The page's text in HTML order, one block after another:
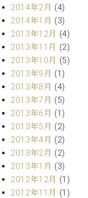
2014年2月 (4)
2014年1月 (3)
2013年12月 (4)
2013年11月 (2)
2013年10月 (5)
2013年9月 (1)
2013年8月 (4)
2013年7月 (5)
2013年6月 (1)
2013年5月 (2)
2013年4月 (2)
2013年2月 (2)
2013年1月 (3)
2012年12月 (1)
2012年11月 (1)